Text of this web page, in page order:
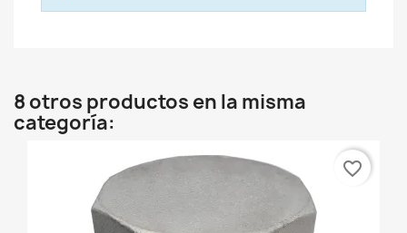
8 otros productos en la misma
categoría:
favorite_border